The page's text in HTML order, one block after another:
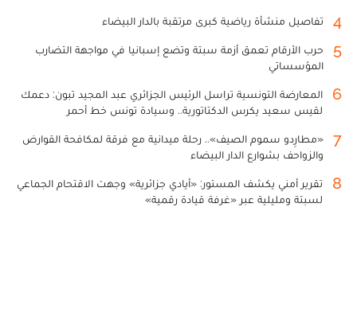
4 تفاصيل منشأة رياضية كبرى مرتقبة بالدار البيضاء
5
حرب الأرقام تعمق أزمة سبتة وتضع إسبانيا في مواجهة التضارب
المؤسساتي
6
المعارضة التونسية تراسل الرئيس الجزائري عبد المجيد تبون: دعمك
لقيس سعيد يكرس الدكتاتورية.. وسيادة تونس خط أحمر
7
«مطارِدو سموم الصيف».. رحلة ميدانية مع فرقة لمكافحة القوارض
والزواحف بشوارع الدار البيضاء
8
تقرير أمني يكشف المستور: «أيادي جزائرية» وجهت الاقتحام الجماعي
لسبتة ومليلية عبر «غرفة قيادة رقمية»